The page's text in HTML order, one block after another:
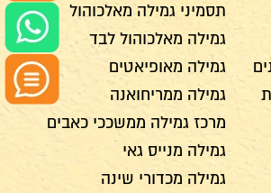
תסמיני גמילה מאלכוהול
גמילה מאלכוהול לבד
גמילה מאופיאטים
גמילה ממריחואנה
מרכז גמילה ממשככי כאבים
גמילה מנייס גאי
גמילה מכדורי שינה